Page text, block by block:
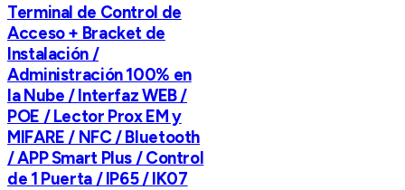
Terminal de Control de
Acceso + Bracket de
Instalación /
Administración 100% en
la Nube / Interfaz WEB /
POE / Lector Prox EM y
MIFARE / NFC / Bluetooth
/ APP Smart Plus / Control
de 1 Puerta / IP65 / IK07